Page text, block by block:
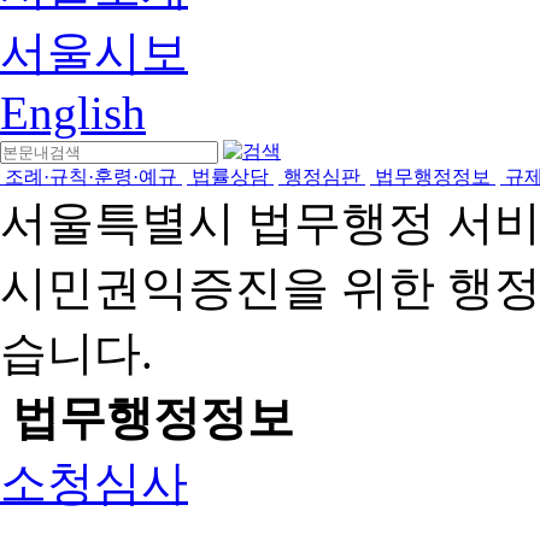
서울시보
English
조례·규칙·훈령·예규 법률상담 행정심판 법무행정정보 규
서울특별시 법무행정 서
시민권익증진을 위한 행
습니다.
법무행정정보
소청심사